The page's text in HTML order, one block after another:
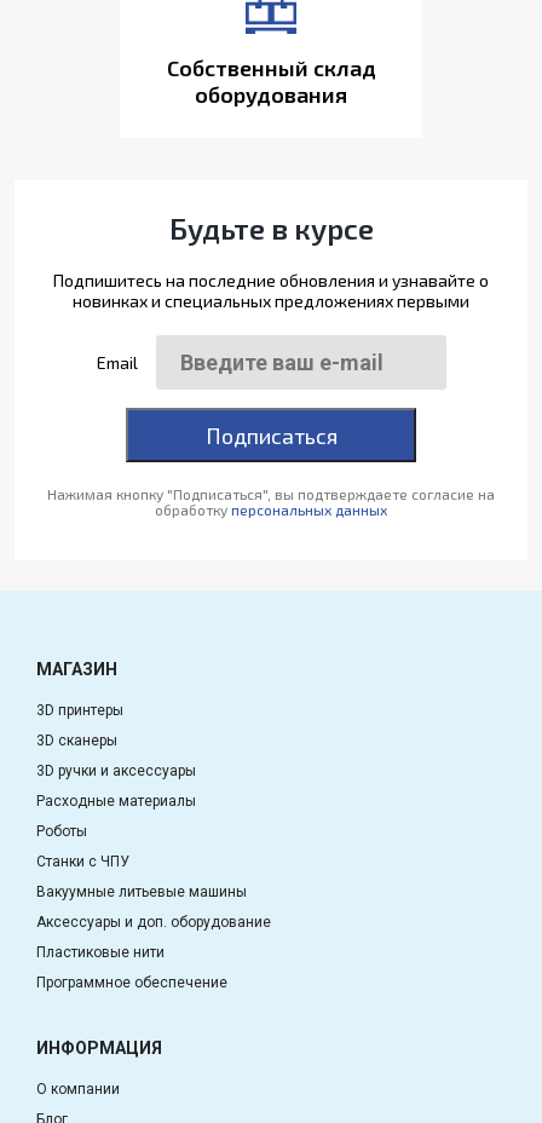
Собственный склад
оборудования
Будьте в курсе
Подпишитесь на последние обновления и узнавайте о
новинках и специальных предложениях первыми
Email
Подписаться
Нажимая кнопку "Подписаться", вы подтверждаете согласие на
обработку персональных данных
МАГАЗИН
3D принтеры
3D сканеры
3D ручки и аксессуары
Расходные материалы
Роботы
Станки с ЧПУ
Вакуумные литьевые машины
Аксессуары и доп. оборудование
Пластиковые нити
Программное обеспечение
ИНФОРМАЦИЯ
О компании